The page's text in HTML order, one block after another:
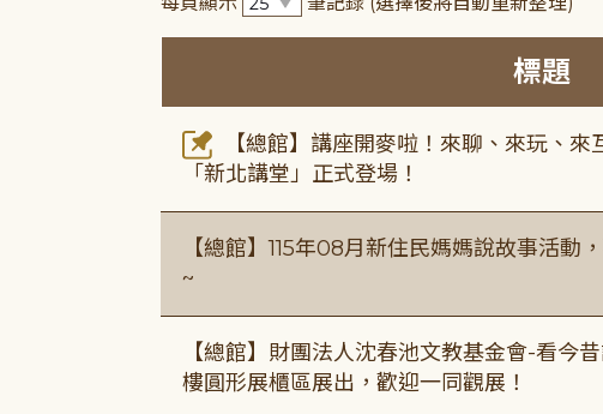
標題
【總館】講座開麥啦！來聊、來玩、來
「新北講堂」正式登場！
【總館】115年08月新住民媽媽說故事活動
~
【總館】財團法人沈春池文教基金會-看今
樓圓形展櫃區展出，歡迎一同觀展！